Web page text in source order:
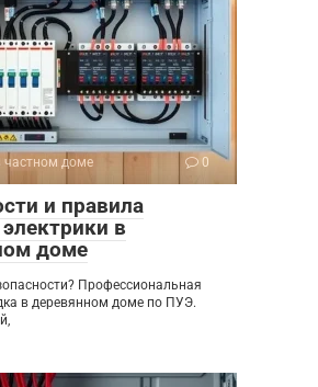
частном доме 0
и правила
в
доме
Профессиональная
в деревянном доме по ПУЭ.